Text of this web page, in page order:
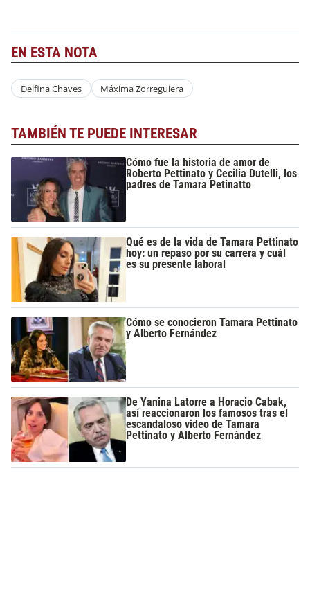
EN ESTA NOTA
Delfina Chaves Máxima Zorreguiera
TAMBIÉN TE PUEDE INTERESAR
Cómo fue la historia de amor de
Roberto Pettinato y Cecilia Dutelli, los
padres de Tamara Petinatto
Qué es de la vida de Tamara Pettinato
hoy: un repaso por su carrera y cuál
es su presente laboral
Cómo se conocieron Tamara Pettinato
y Alberto Fernández
De Yanina Latorre a Horacio Cabak,
así reaccionaron los famosos tras el
escandaloso video de Tamara
Pettinato y Alberto Fernández